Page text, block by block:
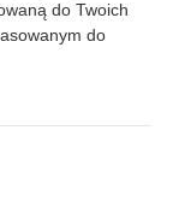
do Twoich
do